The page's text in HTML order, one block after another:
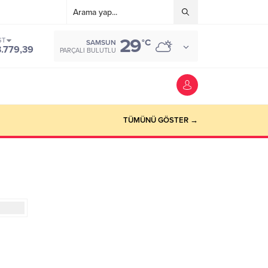
SAMSUN
PARÇALI BULUTLU 29°C
TÜMÜNÜ GÖSTER →